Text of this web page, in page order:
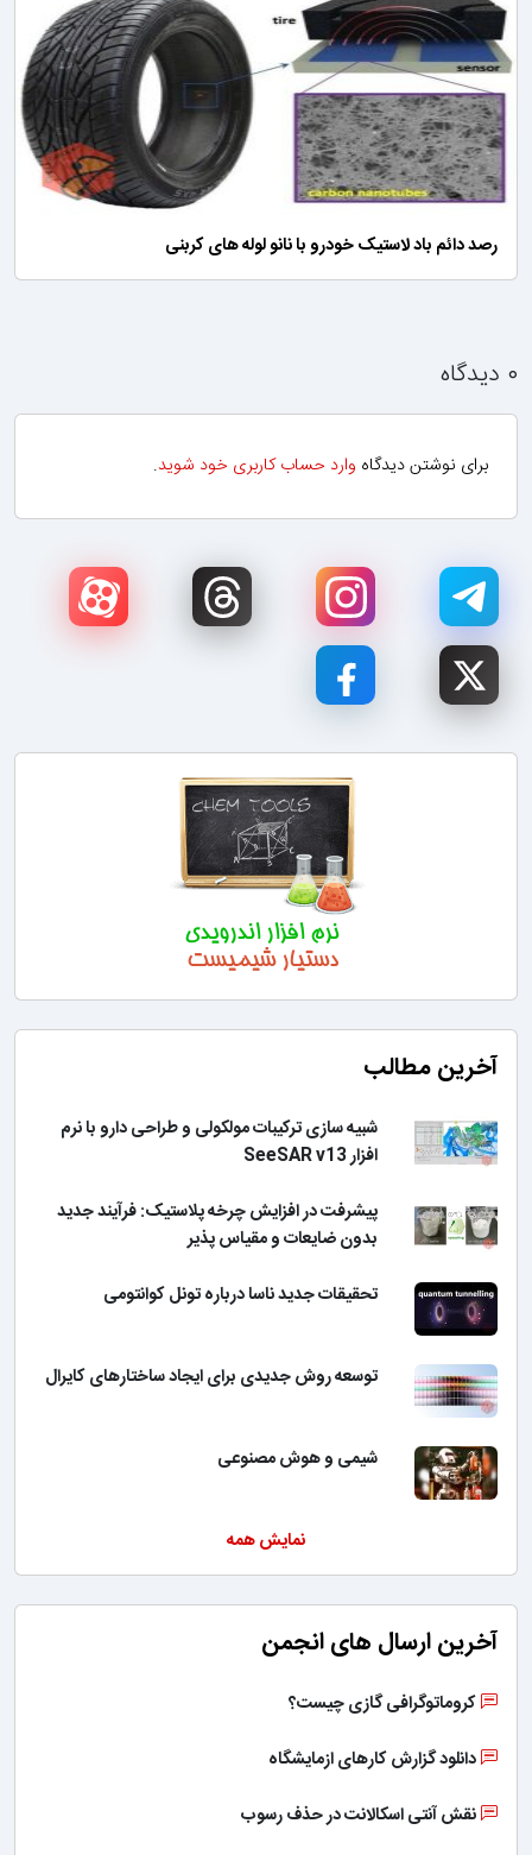
رصد دائم باد لاستیک خودرو با نانو لوله های کربنی
۰ دیدگاه
برای نوشتن دیدگاه وارد حساب کاربری خود شوید.
آخرین مطالب
شبیه سازی ترکیبات مولکولی و طراحی دارو با نرم
افزار SeeSAR v13
پیشرفت در افزایش چرخه پلاستیک: فرآیند جدید
بدون ضایعات و مقیاس پذیر
تحقیقات جدید ناسا درباره تونل کوانتومی
توسعه روش جدیدی برای ایجاد ساختارهای کایرال
شیمی و هوش مصنوعی
نمایش همه
آخرین ارسال های انجمن
کروماتوگرافی گازی چیست؟
دانلود گزارش کارهای ازمایشگاه
نقش آنتی اسکالانت در حذف رسوب